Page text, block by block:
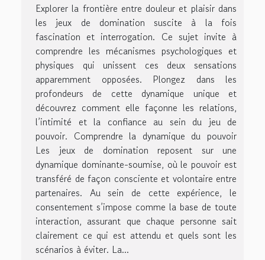
Explorer la frontière entre douleur et plaisir dans
les jeux de domination suscite à la fois
fascination et interrogation. Ce sujet invite à
comprendre les mécanismes psychologiques et
physiques qui unissent ces deux sensations
apparemment opposées. Plongez dans les
profondeurs de cette dynamique unique et
découvrez comment elle façonne les relations,
l’intimité et la confiance au sein du jeu de
pouvoir. Comprendre la dynamique du pouvoir
Les jeux de domination reposent sur une
dynamique dominante-soumise, où le pouvoir est
transféré de façon consciente et volontaire entre
partenaires. Au sein de cette expérience, le
consentement s’impose comme la base de toute
interaction, assurant que chaque personne sait
clairement ce qui est attendu et quels sont les
scénarios à éviter. La...